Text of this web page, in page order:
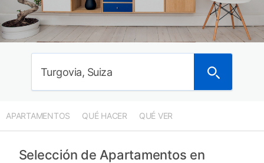
Apartamentos en Lago de los Cuatro Cantones
Apartamentos en Lucerna
Apartamentos en Nidwalden
Turgovia, Suiza
APARTAMENTOS QUÉ HACER QUÉ VER
Selección de Apartamentos en